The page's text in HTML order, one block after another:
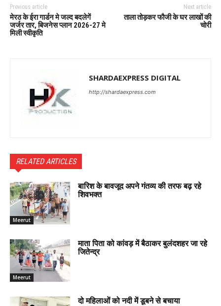
Previous article
मेरठ के ईरा गार्डन मे जल्द बदलेगें
जर्जर तार, बिजनेस प्लान 2026-27 मे
मिली स्वीकृति
Next article
ताला तोड़कर फौजी के घर लाखों की
चोरी
SHARDAEXPRESS DIGITAL
http://shardaexpress.com
RELATED ARTICLES
Meerut
बारिश के बावजूद अपने गंतव्य की तरफ बढ़ रहे
शिवभक्त
Meerut
माता पिता को कांवड़ में बैठाकर बुलंदशहर जा रहे
जितेन्द्र
दो महिलाओं को नदी में डूबने से बचाया